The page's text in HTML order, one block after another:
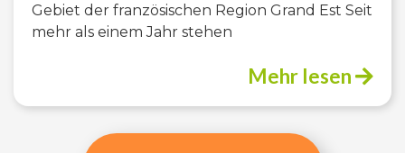
Gebiet der französischen Region Grand Est Seit
mehr als einem Jahr stehen
Mehr lesen